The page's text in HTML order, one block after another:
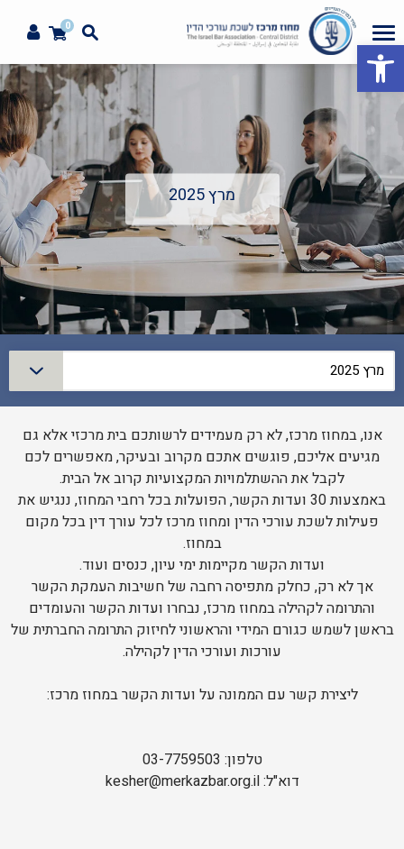
פתח סרגל נגישות
0
מרץ 2025
סינון
מרץ 2025
אנו, במחוז מרכז, לא רק מעמידים לרשותכם בית מרכזי אלא גם
מגיעים אליכם, פוגשים אתכם מקרוב ובעיקר, מאפשרים לכם
לקבל את ההשתלמויות המקצועיות קרוב אל הבית.
באמצעות 30 ועדות הקשר, הפועלות בכל רחבי המחוז, ננגיש את
פעילות לשכת עורכי הדין ומחוז מרכז לכל עורך דין בכל מקום
במחוז.
ועדות הקשר מקיימות ימי עיון, כנסים ועוד.
אך לא רק, כחלק מתפיסה רחבה של חשיבות העמקת הקשר
והתרומה לקהילה במחוז מרכז, נבחרו ועדות הקשר והעומדים
בראשן לשמש כגורם המידי והראשוני לחיזוק התרומה החברתית של
עורכות ועורכי הדין לקהילה.
ליצירת קשר עם הממונה על ועדות הקשר במחוז מרכז:
טלפון: 03-7759503
דוא"ל: kesher@merkazbar.org.il